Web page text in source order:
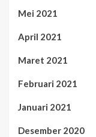
Mei 2021
April 2021
Maret 2021
Februari 2021
Januari 2021
Desember 2020